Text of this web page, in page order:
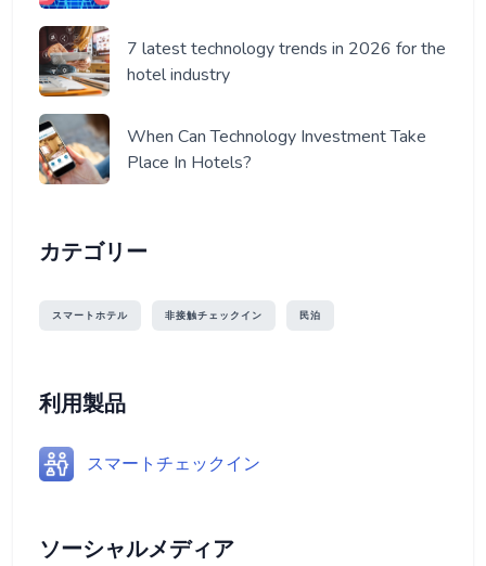
7 latest technology trends in 2026 for the
hotel industry
When Can Technology Investment Take
Place In Hotels?
カテゴリー
スマートホテル 非接触チェックイン 民泊
利用製品
スマートチェックイン
ソーシャルメディア